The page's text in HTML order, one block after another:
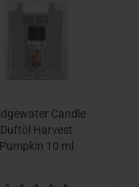
Candle
Duftöl Harvest
Pumpkin 10 ml